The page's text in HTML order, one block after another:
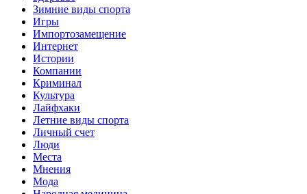
Зимние виды спорта
Игры
Импортозамещение
Интернет
Истории
Компании
Криминал
Культура
Лайфхаки
Летние виды спорта
Личный счет
Люди
Места
Мнения
Мода